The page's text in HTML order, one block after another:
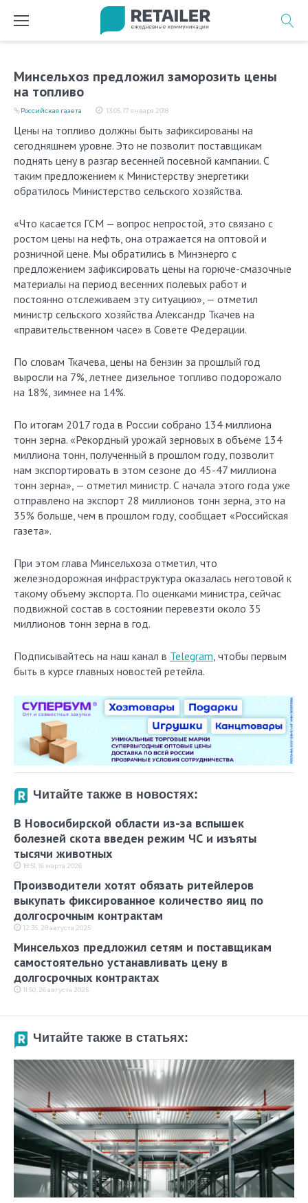
Минсельхоз предложил заморозить цены
на топливо
13:05, 17 января 2018
Российская газета
Цены на топливо должны быть зафиксированы на
сегодняшнем уровне. Это не позволит поставщикам
поднять цену в разгар весенней посевной кампании. С
таким предложением к Министерству энергетики
обратилось Министерство сельского хозяйства.
«Что касается ГСМ — вопрос непростой, это связано с
ростом цены на нефть, она отражается на оптовой и
розничной цене. Мы обратились в Минэнерго с
предложением зафиксировать цены на горюче-смазочные
материалы на период весенних полевых работ и
постоянно отслеживаем эту ситуацию», — отметил
министр сельского хозяйства Александр Ткачев на
«правительственном часе» в Совете Федерации.
По словам Ткачева, цены на бензин за прошлый год
выросли на 7%, летнее дизельное топливо подорожало
на 18%, зимнее на 14%.
По итогам 2017 года в России собрано 134 миллиона
тонн зерна. «Рекордный урожай зерновых в объеме 134
миллиона тонн, полученный в прошлом году, позволит
нам экспортировать в этом сезоне до 45-47 миллиона
тонн зерна», — отметил министр. С начала этого года уже
отправлено на экспорт 28 миллионов тонн зерна, это на
35% больше, чем в прошлом году, сообщает «Российская
газета».
При этом глава Минсельхоза отметил, что
железнодорожная инфраструктура оказалась неготовой к
такому объему экспорта. По оценками министра, сейчас
подвижной состав в состоянии перевезти около 35
миллионов тонн зерна в год.
Подписывайтесь на наш канал в Telegram, чтобы первым
быть в курсе главных новостей ретейла.
Читайте также в новостях:
В Новосибирской области из-за вспышек
болезней скота введен режим ЧС и изъяты
тысячи животных
18:51, 16 марта 2026
Производители хотят обязать ритейлеров
выкупать фиксированное количество яиц по
долгосрочным контрактам
12:35, 28 августа 2025
Минсельхоз предложил сетям и поставщикам
самостоятельно устанавливать цену в
долгосрочных контрактах
11:50, 26 августа 2025
Читайте также в статьях: